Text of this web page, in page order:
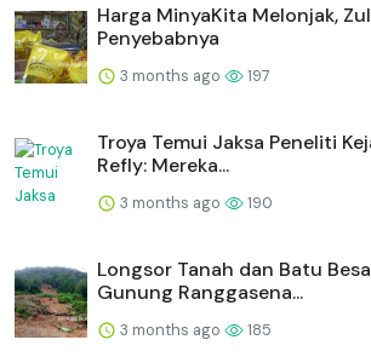
Harga MinyaKita Melonjak,
Penyebabnya
3 months ago 197
Troya Temui Jaksa Peneliti
Refly: Mereka...
3 months ago 190
Longsor Tanah dan Batu
Gunung Ranggasena...
3 months ago 185